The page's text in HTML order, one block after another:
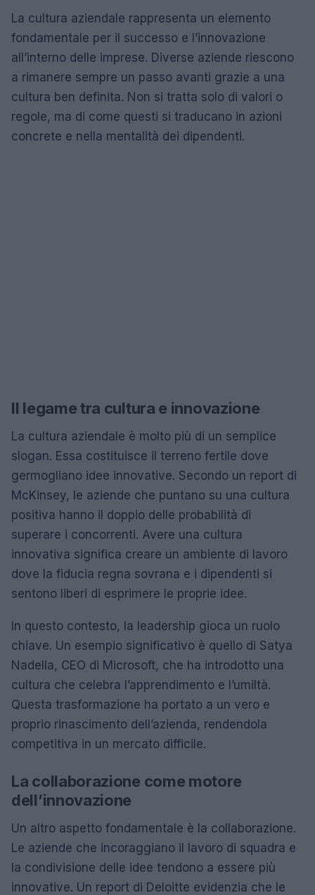
La cultura aziendale rappresenta un elemento
fondamentale per il successo e l’innovazione
all’interno delle imprese. Diverse aziende riescono
a rimanere sempre un passo avanti grazie a una
cultura ben definita. Non si tratta solo di valori o
regole, ma di come questi si traducano in azioni
concrete e nella mentalità dei dipendenti.
Il legame tra cultura e innovazione
La cultura aziendale è molto più di un semplice
slogan. Essa costituisce il terreno fertile dove
germogliano idee innovative. Secondo un report di
McKinsey, le aziende che puntano su una cultura
positiva hanno il doppio delle probabilità di
superare i concorrenti. Avere una cultura
innovativa significa creare un ambiente di lavoro
dove la fiducia regna sovrana e i dipendenti si
sentono liberi di esprimere le proprie idee.
In questo contesto, la leadership gioca un ruolo
chiave. Un esempio significativo è quello di Satya
Nadella, CEO di Microsoft, che ha introdotto una
cultura che celebra l’apprendimento e l’umiltà.
Questa trasformazione ha portato a un vero e
proprio rinascimento dell’azienda, rendendola
competitiva in un mercato difficile.
La collaborazione come motore
dell’innovazione
Un altro aspetto fondamentale è la collaborazione.
Le aziende che incoraggiano il lavoro di squadra e
la condivisione delle idee tendono a essere più
innovative. Un report di Deloitte evidenzia che le